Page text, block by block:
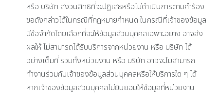
หรือ บริษัท สงวนสิทธิที่จะปฏิเสธหรือไม่ดำเนินการตามคำร้อง
ขอดังกล่าวได้ในกรณีที่กฎหมายกำหนด ในกรณีที่เจ้าของข้อมูล
มีข้อจำกัดโดยเลือกที่จะให้ข้อมูลส่วนบุคคลเฉพาะอย่าง อาจส่ง
ผลให้ ไม่สามารถได้รับบริการจากหน่วยงาน หรือ บริษัท ได้
อย่างเต็มที่ รวมทั้งหน่วยงาน หรือ บริษัท อาจจะไม่สามารถ
ทำงานร่วมกับเจ้าของข้อมูลส่วนบุคคลหรือให้บริการใด ๆ ได้
หากเจ้าของข้อมูลส่วนบุคคลไม่ยินยอมให้ข้อมูลที่หน่วยงาน